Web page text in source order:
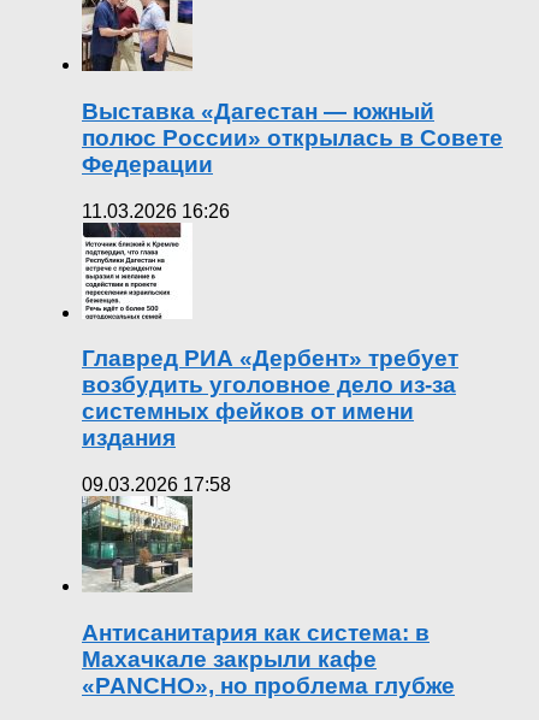
Выставка «Дагестан — южный
полюс России» открылась в Совете
Федерации
11.03.2026 16:26
Главред РИА «Дербент» требует
возбудить уголовное дело из-за
системных фейков от имени
издания
09.03.2026 17:58
Антисанитария как система: в
Махачкале закрыли кафе
«PANCHO», но проблема глубже